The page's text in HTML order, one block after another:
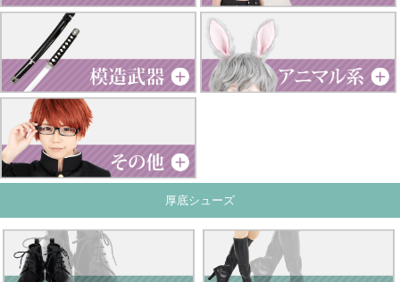
厚底シューズ